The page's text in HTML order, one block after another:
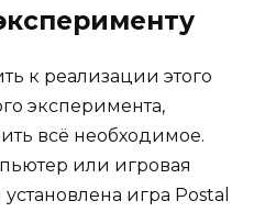
к реализации этого
эксперимента,
всё необходимое.
или игровая
игра Postal